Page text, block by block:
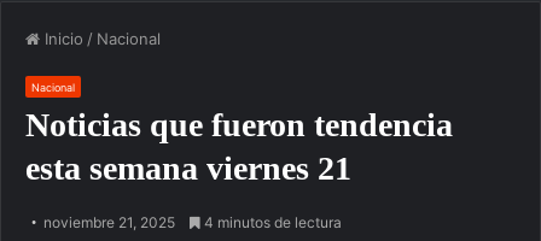
Inicio / Nacional
Nacional
Noticias que fueron tendencia
esta semana viernes 21
noviembre 21, 2025 4 minutos de lectura